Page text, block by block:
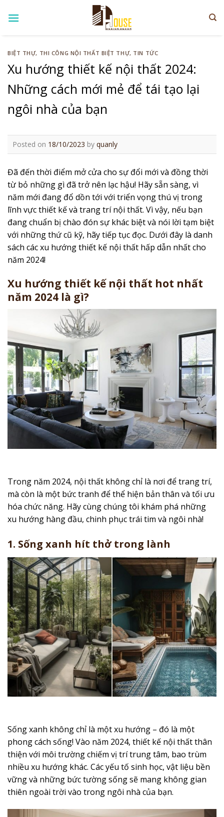
BIỆT THỰ, THI CÔNG NỘI THẤT BIỆT THỰ, TIN TỨC
Xu hướng thiết kế nội thất 2024:
Những cách mới mẻ để tái tạo lại
ngôi nhà của bạn
Posted on 18/10/2023 by quanly
Đã đến thời điểm mở cửa cho sự đổi mới và đồng thời
từ bỏ những gì đã trở nên lạc hậu! Hãy sẵn sàng, vì
năm mới đang đổ dồn tới với triển vọng thú vị trong
lĩnh vực thiết kế và trang trí nội thất. Vì vậy, nếu bạn
đang chuẩn bị chào đón sự khác biệt và nói lời tạm biệt
với những thứ cũ kỹ, hãy tiếp tục đọc. Dưới đây là danh
sách các xu hướng thiết kế nội thất hấp dẫn nhất cho
năm 2024!
Xu hướng thiết kế nội thất hot nhất
năm 2024 là gì?
Trong năm 2024, nội thất không chỉ là nơi để trang trí,
mà còn là một bức tranh để thể hiện bản thân và tối ưu
hóa chức năng. Hãy cùng chúng tôi khám phá những
xu hướng hàng đầu, chinh phục trái tim và ngôi nhà!
1. Sống xanh hít thở trong lành
Sống xanh không chỉ là một xu hướng – đó là một
phong cách sống! Vào năm 2024, thiết kế nội thất thân
thiện với môi trường chiếm vị trí trung tâm, bao trùm
nhiều xu hướng khác. Các yếu tố sinh học, vật liệu bền
vững và những bức tường sống sẽ mang không gian
thiên ngoài trời vào trong ngôi nhà của bạn.